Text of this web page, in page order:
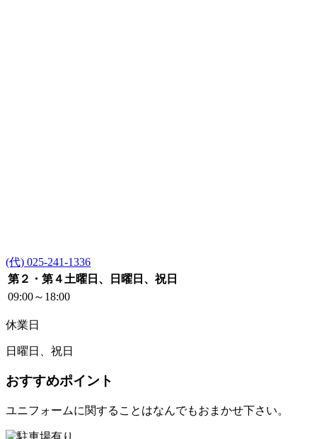
(代) 025-241-1336
第２・第４土曜日、日曜日、祝日
09:00～18:00
休業日
日曜日、祝日
おすすめポイント
ユニフォームに関することはなんでもおまかせ下さい。